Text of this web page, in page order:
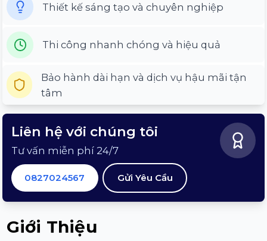
Thiết kế sáng tạo và chuyên nghiệp
Thi công nhanh chóng và hiệu quả
Bảo hành dài hạn và dịch vụ hậu mãi tận
tâm
Liên hệ với chúng tôi
Tư vấn miễn phí 24/7
0827024567 Gửi Yêu Cầu
Giới Thiệu